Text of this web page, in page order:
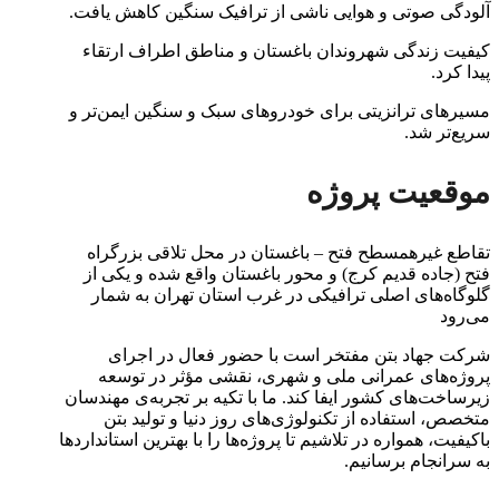
آلودگی صوتی و هوایی ناشی از ترافیک سنگین کاهش یافت.
کیفیت زندگی شهروندان باغستان و مناطق اطراف ارتقاء
پیدا کرد.
مسیرهای ترانزیتی برای خودروهای سبک و سنگین ایمن‌تر و
سریع‌تر شد.
موقعیت پروژه
تقاطع غیرهمسطح فتح – باغستان در محل تلاقی بزرگراه
فتح (جاده قدیم کرج) و محور باغستان واقع شده و یکی از
گلوگاه‌های اصلی ترافیکی در غرب استان تهران به شمار
می‌رود
شرکت جهاد بتن مفتخر است با حضور فعال در اجرای
پروژه‌های عمرانی ملی و شهری، نقشی مؤثر در توسعه
زیرساخت‌های کشور ایفا کند. ما با تکیه بر تجربه‌ی مهندسان
متخصص، استفاده از تکنولوژی‌های روز دنیا و تولید بتن
باکیفیت، همواره در تلاشیم تا پروژه‌ها را با بهترین استانداردها
به سرانجام برسانیم.